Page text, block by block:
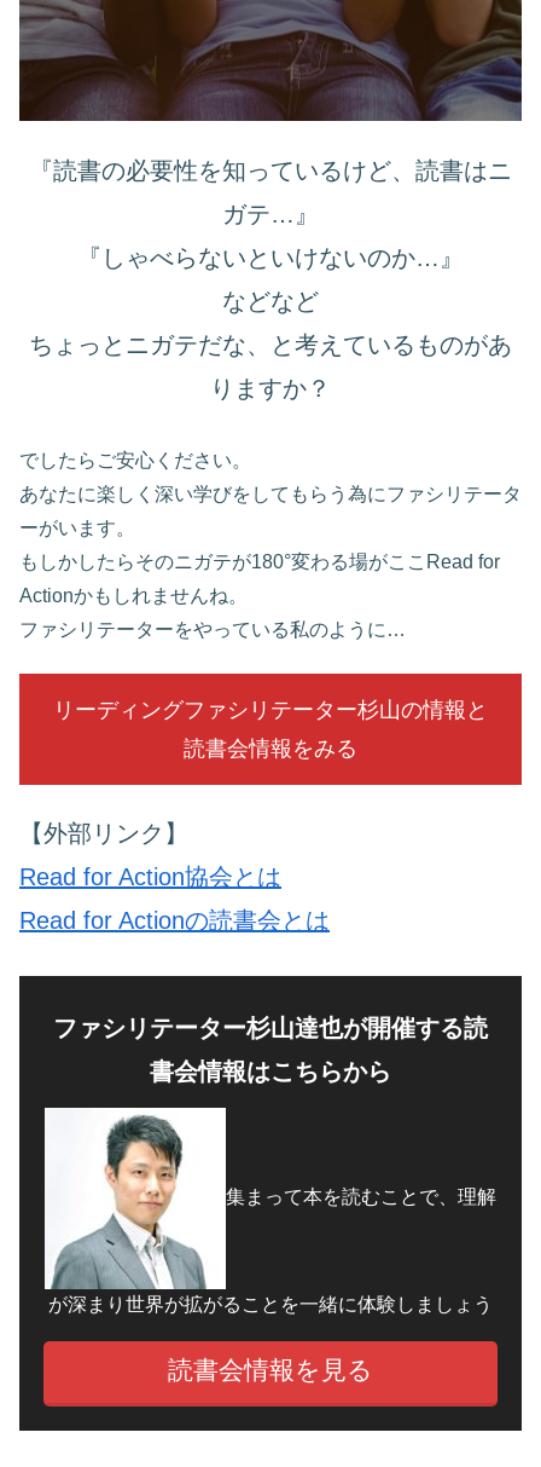
『読書の必要性を知っているけど、読書はニ
ガテ…』
『しゃべらないといけないのか…』
などなど
ちょっとニガテだな、と考えているものがあ
りますか？
でしたらご安心ください。
あなたに楽しく深い学びをしてもらう為にファシリテータ
ーがいます。
もしかしたらそのニガテが180°変わる場がここRead for
Actionかもしれませんね。
ファシリテーターをやっている私のように…
リーディングファシリテーター杉山の情報と
読書会情報をみる
【外部リンク】
Read for Action協会とは
Read for Actionの読書会とは
ファシリテーター杉山達也が開催する読
書会情報はこちらから
集まって本を読むことで、理解
が深まり世界が拡がることを一緒に体験しましょう
読書会情報を見る